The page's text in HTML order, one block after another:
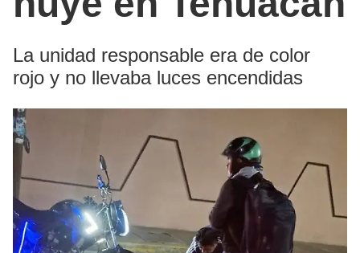
La unidad responsable era de color
rojo y no llevaba luces encendidas